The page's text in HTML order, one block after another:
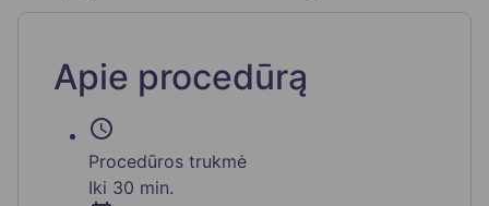
Apie procedūrą
schedule
Procedūros trukmė
Iki 30 min.